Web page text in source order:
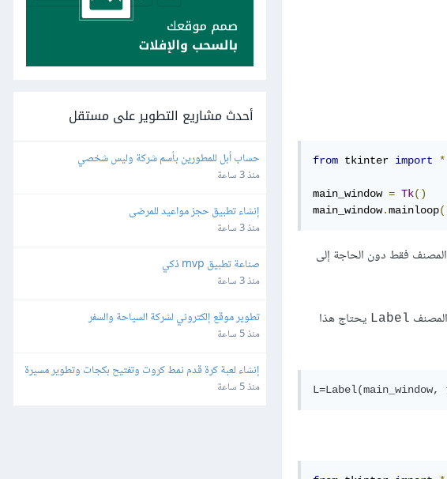
from tkinter import *
main_window = Tk()
main_window.mainloop
فقط دون الحاجة إلى
Label يحتاج هذا
أحدث مشاريع التطوير على مستقل
حساب أبل للمطورين بأسم شركة وليس شخصي
منذ 3 ساعة
إنشاء تطبيق حجز مواعيد للمرضى
منذ 3 ساعة
صناعة تطبيق mvp ذكي
منذ 3 ساعة
تطوير موقع إلكتروني لشركة السياحة والسفر
منذ 5 ساعة
لاعب للهواتف
منذ 5 ساعة